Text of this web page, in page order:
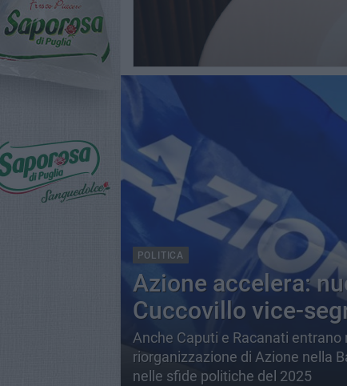
POLITICA
Azione accelera:
Cuccovillo vice-
Anche Caputi e Racanati
riorganizzazione di Azione nella
nelle sfide politiche del 2025